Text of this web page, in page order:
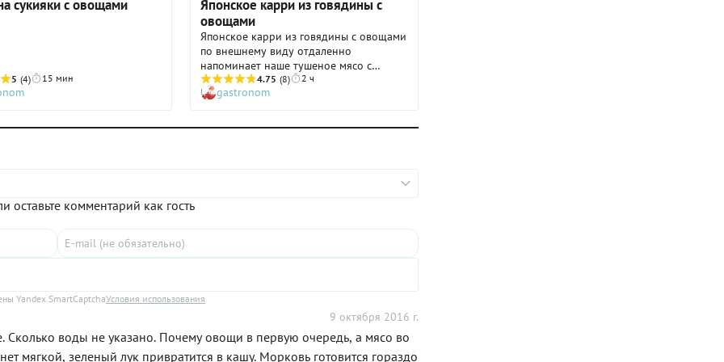
сукияки с овощами
5 (4) 15 мин
Японское карри из говядины с
овощами
Японское карри из говядины с овощами
по внешнему виду отдаленно
напоминает наше тушеное мясо с
картошкой. И даже подается не просто
так, а с рисом в качестве гарнира, все
как мы любим — чтобы посытнее. Но
сам соус, конечно, весьма отличается на
карри», то есть загуститель. Но ее очень
домашних условиях — можно на раз, но
холодильнике и всегда была под рукой.
4.75 (8) 2 ч
gastronom
оставьте комментарий как гость
Yandex SmartCaptchaУсловия использования
9 октября 2016 г.
воды не указано. Почему овощи в первую очередь, а мясо во
мягкой, зеленый лук привратится в кашу. Морковь готовится гораздо